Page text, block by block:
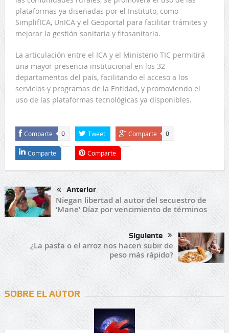
plataformas ya diseñadas por el Instituto, como
SimplifICA, UnICA y el Geoportal para facilitar trámites y
mejorar la gestión sanitaria y fitosanitaria.
La articulación entre el ICA y el Ministerio TIC permitirá
una mayor presencia institucional en los 32
departamentos del país, facilitando el acceso a los
servicios y programas de la Entidad, y promoviendo el
uso de las plataformas tecnológicas ya disponibles.
Comparte 0 Tweet Comparte 0
Comparte Comparte
Anterior
Niegan libertad al autor del secuestro de
‘Mane’ Díaz por vencimiento de términos
Siguiente
¿La pasta o el arroz nos hacen subir de
peso más rápido?
SOBRE EL AUTOR